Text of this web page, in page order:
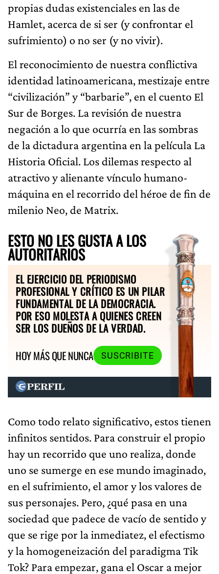
propias dudas existenciales en las de
Hamlet, acerca de si ser (y confrontar el
sufrimiento) o no ser (y no vivir).
El reconocimiento de nuestra conflictiva
identidad latinoamericana, mestizaje entre
“civilización” y “barbarie”, en el cuento El
Sur de Borges. La revisión de nuestra
negación a lo que ocurría en las sombras
de la dictadura argentina en la película La
Historia Oficial. Los dilemas respecto al
atractivo y alienante vínculo humano-
máquina en el recorrido del héroe de fin de
milenio Neo, de Matrix.
ESTO NO LES GUSTA A LOS
AUTORITARIOS
EL EJERCICIO DEL PERIODISMO
PROFESIONAL Y CRÍTICO ES UN PILAR
FUNDAMENTAL DE LA DEMOCRACIA.
POR ESO MOLESTA A QUIENES CREEN
SER LOS DUEÑOS DE LA VERDAD.
HOY MÁS QUE NUNCA
SUSCRIBITE
Como todo relato significativo, estos tienen
infinitos sentidos. Para construir el propio
hay un recorrido que uno realiza, donde
uno se sumerge en ese mundo imaginado,
en el sufrimiento, el amor y los valores de
sus personajes. Pero, ¿qué pasa en una
sociedad que padece de vacío de sentido y
que se rige por la inmediatez, el efectismo
y la homogeneización del paradigma Tik
Tok? Para empezar, gana el Oscar a mejor